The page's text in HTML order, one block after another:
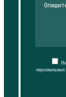
персональных